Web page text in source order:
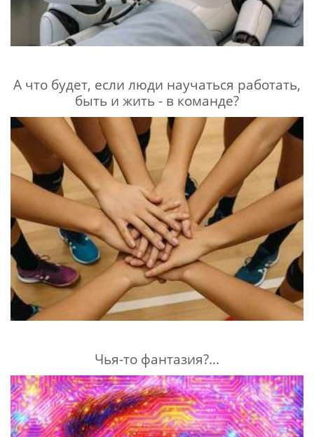
А что будет, если люди научаться работать,
быть и жить - в команде?
Чья-то фантазия?...